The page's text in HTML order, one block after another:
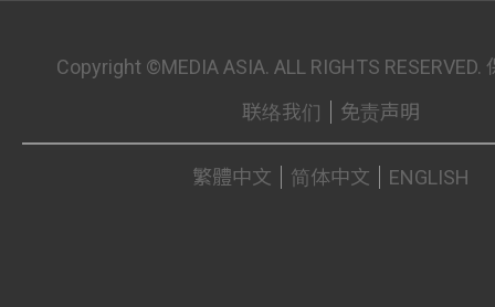
Copyright ©MEDIA ASIA. ALL RIGHTS
联络我们
免责声明
繁體中文 简体中文 ENGLISH